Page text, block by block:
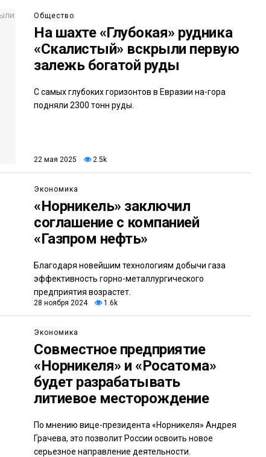
Общество
На шахте «Глубокая» рудника
«Скалистый» вскрыли первую
залежь богатой руды
С самых глубоких горизонтов в Евразии на-гора
подняли 2300 тонн руды.
22 мая 2025 2.5k
Экономика
«Норникель» заключил
соглашение с компанией
«Газпром нефть»
Благодаря новейшим технологиям добычи газа
эффективность горно-металлургического
предприятия возрастет.
28 ноября 2024 1.6k
Экономика
Совместное предприятие
«Норникеля» и «Росатома»
будет разрабатывать
литиевое месторождение
По мнению вице-президента «Норникеля» Андрея
Грачева, это позволит России освоить новое
серьезное направление деятельности.